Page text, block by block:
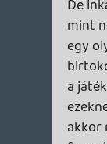
Ha egy új
sokallom
két évet.
játszom
mindig
nálam
hogy a